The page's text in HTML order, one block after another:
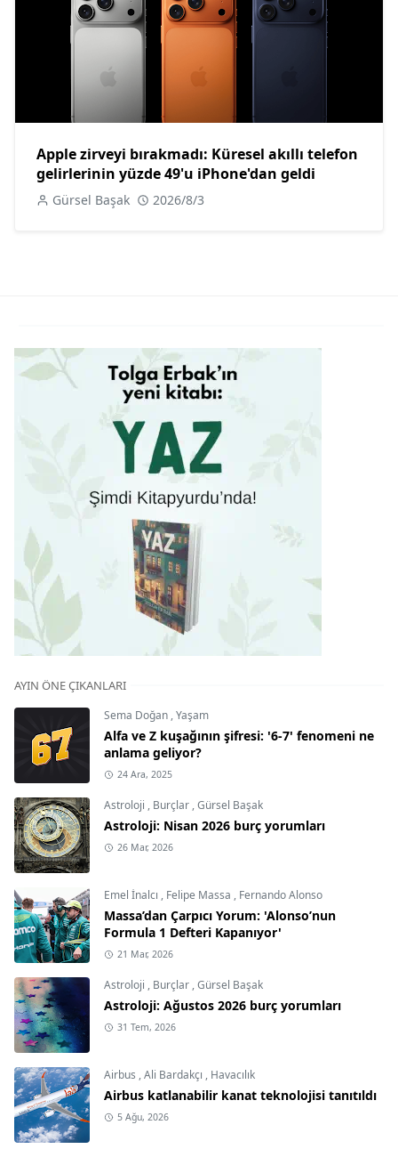
Apple zirveyi bırakmadı: Küresel akıllı telefon
gelirlerinin yüzde 49'u iPhone'dan geldi
Gürsel Başak 2026/8/3
AYIN ÖNE ÇIKANLARI
Sema Doğan ,Yaşam
Alfa ve Z kuşağının şifresi: '6-7' fenomeni ne
anlama geliyor?
24 Ara, 2025
Astroloji , Burçlar ,Gürsel Başak
Astroloji: Nisan 2026 burç yorumları
26 Mar, 2026
Emel İnalcı , Felipe Massa , Fernando Alonso
Massa’dan Çarpıcı Yorum: 'Alonso’nun
Formula 1 Defteri Kapanıyor'
21 Mar, 2026
Astroloji , Burçlar ,Gürsel Başak
Astroloji: Ağustos 2026 burç yorumları
31 Tem, 2026
Airbus ,Ali Bardakçı , Havacılık
Airbus katlanabilir kanat teknolojisi tanıtıldı
5 Ağu, 2026